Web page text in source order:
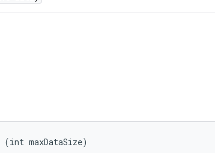
(int maxDataSize)